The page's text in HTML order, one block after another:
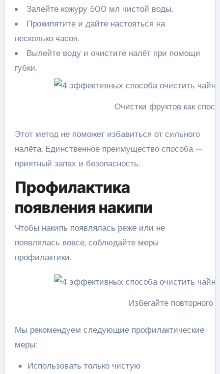
Залейте кожуру 500 мл чистой воды.
Прокипятите и дайте настояться на
несколько часов.
Вылейте воду и очистите налёт при помощи
губки.
Очистки фруктов как
Этот метод не поможет избавиться от сильного
налёта. Единственное преимущество способа —
приятный запах и безопасность.
Профилактика
появления накипи
Чтобы накипь появлялась реже или не
появлялась вовсе, соблюдайте меры
профилактики.
Избегайте повторного
Мы рекомендуем следующие профилактические
меры:
Использовать только чистую